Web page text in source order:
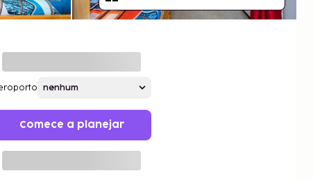
Comece a planejar